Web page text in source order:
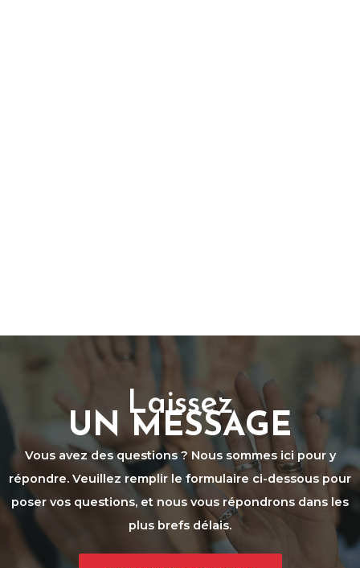
Laissez
UN MESSAGE
Vous avez des questions ? Nous sommes ici pour y
répondre. Veuillez remplir le formulaire ci-dessous pour
poser vos questions, et nous vous répondrons dans les
plus brefs délais.